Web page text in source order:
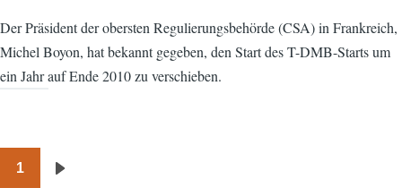
Der Präsident der obersten Regulierungsbehörde (CSA) in Frankreich,
Michel Boyon, hat bekannt gegeben, den Start des T-DMB-Starts um
ein Jahr auf Ende 2010 zu verschieben.
Seitennummerierung
1